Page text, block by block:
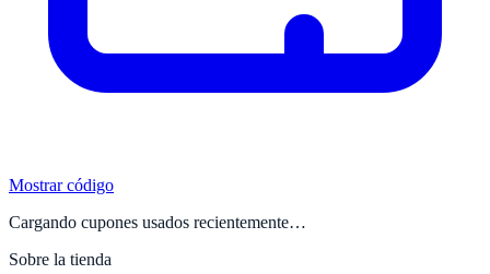
Mostrar código
Cargando cupones usados recientemente…
Sobre la tienda